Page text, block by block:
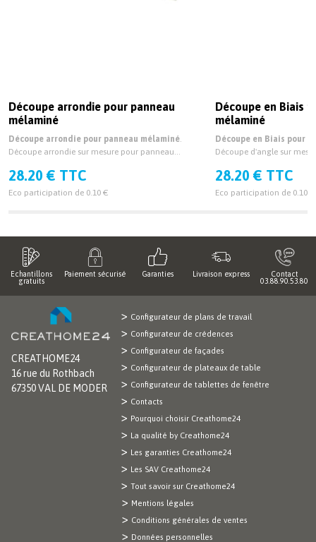
Découpe arrondie pour panneau
mélaminé
Découpe arrondie pour panneau mélaminé.
Découpe arrondie sur mesure pour panneau
28.20 € TTC
Eco participation de 0.10 €
Découpe en Biais
mélaminé
Découpe en Biais pour
Découpe d'angle sur
28.20 € TTC
Eco participation de 0.10 €
Echantillons
gratuits
Paiement sécurisé Garanties Livraison express
Contact
03.88.90.53.80
CREATHOME24
16 rue du Rothbach
67350 VAL DE MODER
Configurateur de plans de travail
Configurateur de crédences
Configurateur de façades
Configurateur de plateaux de table
Configurateur de tablettes de fenêtre
Contacts
Pourquoi choisir Creathome24
La qualité by Creathome24
Les garanties Creathome24
Les SAV Creathome24
Tout savoir sur Creathome24
Mentions légales
Conditions générales de ventes
Données personnelles